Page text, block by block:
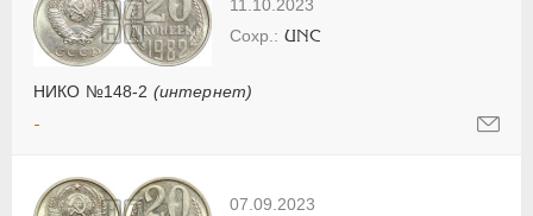
11.10.2023
НИКО №148-2 (интернет)
UNC
-
07.09.2023